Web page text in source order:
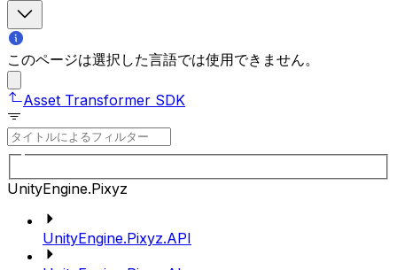
このページは選択した言語では使用できません。
Asset Transformer SDK
UnityEngine.Pixyz
UnityEngine.Pixyz.API